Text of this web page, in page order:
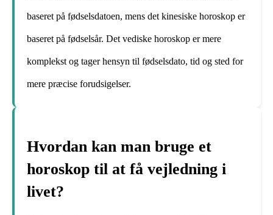
baseret på fødselsdatoen, mens det kinesiske horoskop er
baseret på fødselsår. Det vediske horoskop er mere
komplekst og tager hensyn til fødselsdato, tid og sted for
mere præcise forudsigelser.
Hvordan kan man bruge et
horoskop til at få vejledning i
livet?